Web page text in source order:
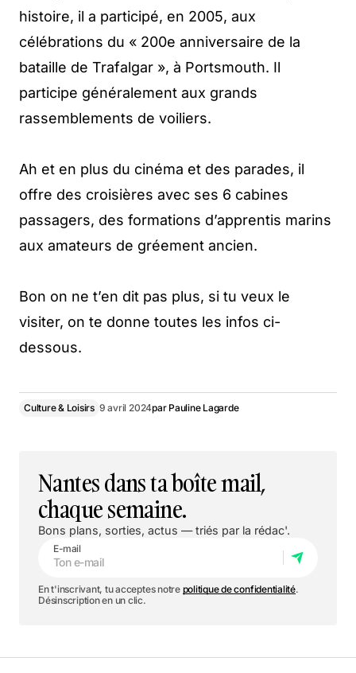
histoire, il a participé, en 2005, aux
célébrations du « 200e anniversaire de la
bataille de Trafalgar », à Portsmouth. Il
participe généralement aux grands
rassemblements de voiliers.
Ah et en plus du cinéma et des parades, il
offre des croisières avec ses 6 cabines
passagers, des formations d’apprentis marins
aux amateurs de gréement ancien.
Bon on ne t’en dit pas plus, si tu veux le
visiter, on te donne toutes les infos ci-
dessous.
Culture & Loisirs 9 avril 2024par Pauline Lagarde
Nantes dans ta boîte mail,
chaque semaine.
Bons plans, sorties, actus — triés par la rédac'.
E-mail
En t'inscrivant, tu acceptes notre politique de confidentialité.
Désinscription en un clic.